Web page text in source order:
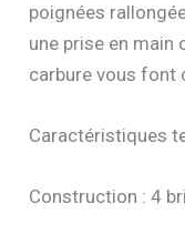
poignées
une prise en main
carbure vous font
Caractéristiques
Construction : 4